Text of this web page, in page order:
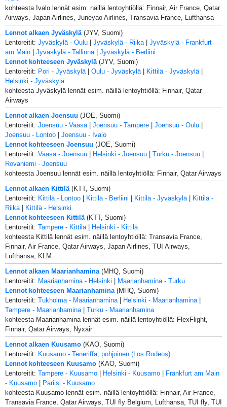
kohteesta Ivalo lennät esim. näillä lentoyhtiöllä: Finnair, Air France, Qatar
Airways, Japan Airlines, Juneyao Airlines, Transavia France, Lufthansa
Lennot alkaen Jyväskylä (JYV, Suomi)
Lentoreitit: Jyväskylä - Oulu | Jyväskylä - Riika | Jyväskylä - Frankfurt
am Main | Jyväskylä - Tallinna | Jyväskylä - Berliini
Lennot kohteeseen Jyväskylä (JYV, Suomi)
Lentoreitit: Pori - Jyväskylä | Oulu - Jyväskylä | Kittilä - Jyväskylä |
Helsinki - Jyväskylä
kohteesta Jyväskylä lennät esim. näillä lentoyhtiöllä: Finnair, Qatar
Airways
Lennot alkaen Joensuu (JOE, Suomi)
Lentoreitit: Joensuu - Vaasa | Joensuu - Tampere | Joensuu - Oulu |
Joensuu - Lontoo | Joensuu - Ivalo
Lennot kohteeseen Joensuu (JOE, Suomi)
Lentoreitit: Vaasa - Joensuu | Helsinki - Joensuu | Turku - Joensuu |
Rovaniemi - Joensuu
kohteesta Joensuu lennät esim. näillä lentoyhtiöllä: Finnair, Qatar Airways
Lennot alkaen Kittilä (KTT, Suomi)
Lentoreitit: Kittilä - Lontoo | Kittilä - Berliini | Kittilä - Jyväskylä | Kittilä -
Riika | Kittilä - Helsinki
Lennot kohteeseen Kittilä (KTT, Suomi)
Lentoreitit: Tampere - Kittilä | Helsinki - Kittilä
kohteesta Kittilä lennät esim. näillä lentoyhtiöllä: Transavia France,
Finnair, Air France, Qatar Airways, Japan Airlines, TUI Airways,
Lufthansa, KLM
Lennot alkaen Maarianhamina (MHQ, Suomi)
Lentoreitit: Maarianhamina - Helsinki | Maarianhamina - Turku
Lennot kohteeseen Maarianhamina (MHQ, Suomi)
Lentoreitit: Tukholma - Maarianhamina | Helsinki - Maarianhamina |
Tampere - Maarianhamina | Turku - Maarianhamina
kohteesta Maarianhamina lennät esim. näillä lentoyhtiöllä: FlexFlight,
Finnair, Qatar Airways, Nyxair
Lennot alkaen Kuusamo (KAO, Suomi)
Lentoreitit: Kuusamo - Teneriffa, pohjoinen (Los Rodeos)
Lennot kohteeseen Kuusamo (KAO, Suomi)
Lentoreitit: Tampere - Kuusamo | Helsinki - Kuusamo | Frankfurt am Main
- Kuusamo | Pariisi - Kuusamo
kohteesta Kuusamo lennät esim. näillä lentoyhtiöllä: Finnair, Air France,
Transavia France, Qatar Airways, TUI fly Belgium, Lufthansa, TUI fly, TUI